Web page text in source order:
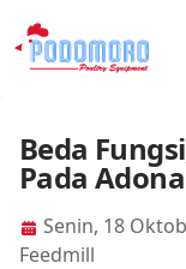
Beda
Pada
Senin, 18
Feedmill